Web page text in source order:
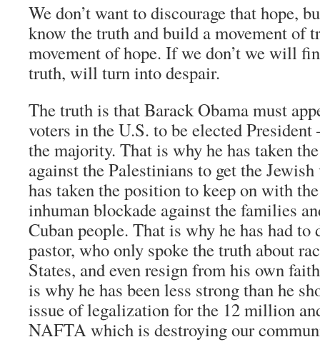
We don’t want to discourage that hope,
know the truth and build a movement of
movement of hope. If we don’t we will
truth, will turn into despair.
The truth is that Barack Obama must
voters in the U.S. to be elected President
the majority. That is why he has taken
against the Palestinians to get the
has taken the position to keep on with
inhuman blockade against the families
Cuban people. That is why he has had to
pastor, who only spoke the truth about
States, and even resign from his own
is why he has been less strong than he
issue of legalization for the 12 million
NAFTA which is destroying our